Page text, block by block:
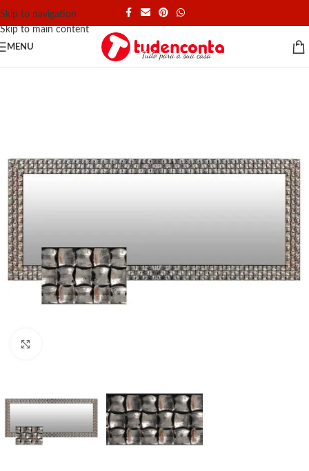
Skip to navigation
Skip to main content
MENU